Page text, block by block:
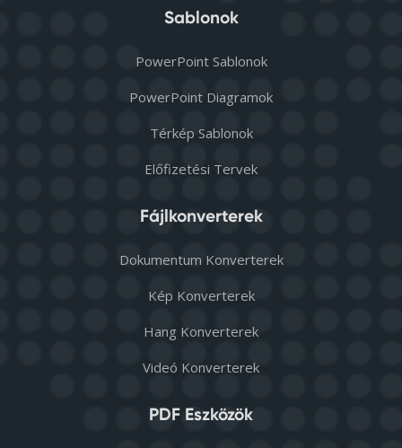
Sablonok
PowerPoint Sablonok
PowerPoint Diagramok
Térkép Sablonok
Előfizetési Tervek
Fájlkonverterek
Dokumentum Konverterek
Kép Konverterek
Hang Konverterek
Videó Konverterek
PDF Eszközök